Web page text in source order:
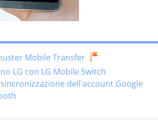
Mobile Transfer
LG con LG Mobile Switch
dell'account Google